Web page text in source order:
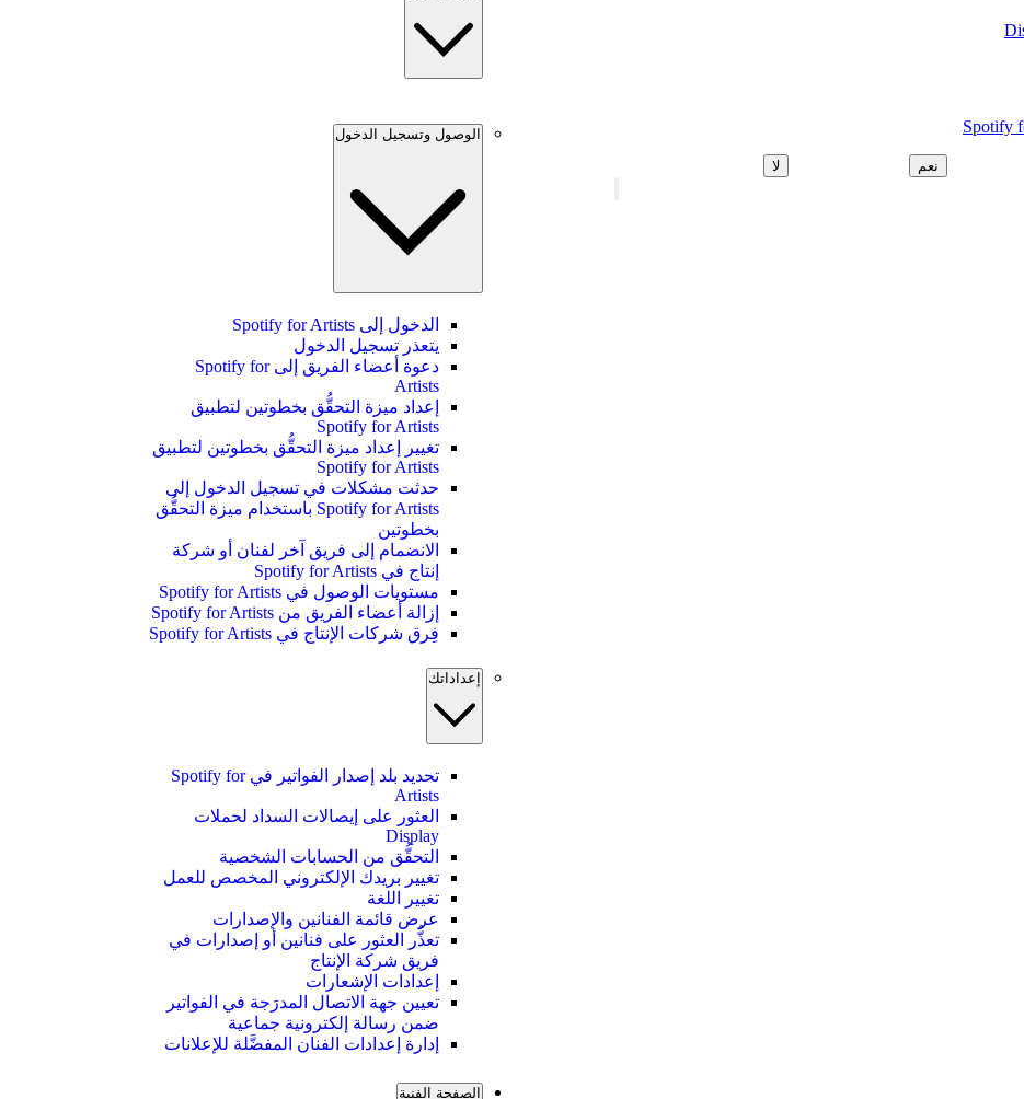
نعم لا
الوصول وتسجيل الدخول
الدخول إلى Spotify for Artists
يتعذر تسجيل الدخول
دعوة أعضاء الفريق إلى Spotify for
Artists
إعداد ميزة التحقُّق بخطوتين لتطبيق
Spotify for Artists
تغيير إعداد ميزة التحقُّق بخطوتين لتطبيق
Spotify for Artists
حدثت مشكلات في تسجيل الدخول إلى
Spotify for Artists باستخدام ميزة التحقُّق
بخطوتين
الانضمام إلى فريق آخر لفنان أو شركة
إنتاج في Spotify for Artists
مستويات الوصول في Spotify for Artists
إزالة أعضاء الفريق من Spotify for Artists
فِرق شركات الإنتاج في Spotify for Artists
إعداداتك
تحديد بلد إصدار الفواتير في Spotify for
Artists
العثور على إيصالات السداد لحملات
Display
التحقُّق من الحسابات الشخصية
تغيير بريدك الإلكتروني المخصص للعمل
تغيير اللغة
عرض قائمة الفنانين والإصدارات
تعذُّر العثور على فنانين أو إصدارات في
فريق شركة الإنتاج
إعدادات الإشعارات
تعيين جهة الاتصال المدرَجة في الفواتير
ضمن رسالة إلكترونية جماعية
إدارة إعدادات الفنان المفضَّلة للإعلانات
الصفحة الفنية